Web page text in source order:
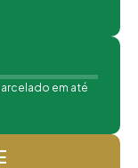
em até